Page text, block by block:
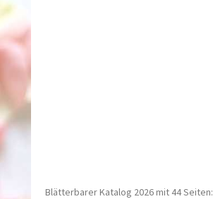
Blätterbarer Katalog 2026 mit 44 Seiten: